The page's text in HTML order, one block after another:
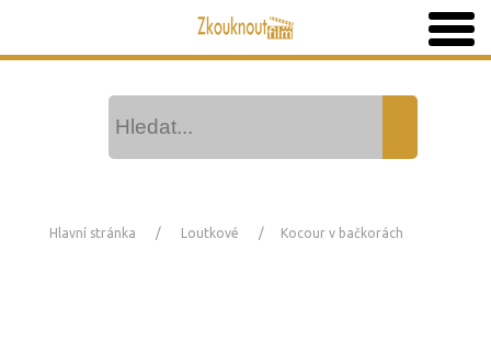
Hlavní stránka Loutkové Kocour v bačkorách